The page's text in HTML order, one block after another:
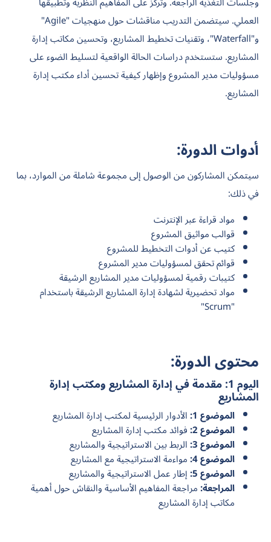
العملي. سيتضمن التدريب مناقشات حول منهجيات "Agile"
و"Waterfall"، وتقنيات تخطيط المشاريع، وتحسين مكاتب إدارة
المشاريع. ستستخدم دراسات الحالة الواقعية لتسليط الضوء على
مسؤوليات مدير المشروع وإظهار كيفية تحسين أداء مكتب إدارة
المشاريع.
أدوات الدورة:
سيتمكن المشاركون من الوصول إلى مجموعة شاملة من الموارد، بما
في ذلك:
مواد قراءة عبر الإنترنت
قوالب مواثيق المشروع
كتيب عن أدوات التخطيط للمشروع
قوائم تحقق لمسؤوليات مدير المشروع
كتيبات رقمية لمسؤوليات مدير المشاريع الرشيقة
مواد تحضيرية لشهادة إدارة المشاريع الرشيقة باستخدام
"Scrum"
محتوى الدورة:
اليوم 1: مقدمة في إدارة المشاريع ومكتب إدارة
المشاريع
الموضوع 1: الأدوار الرئيسية لمكتب إدارة المشاريع
الموضوع 2: فوائد مكتب إدارة المشاريع
الموضوع 3: الربط بين الاستراتيجية والمشاريع
الموضوع 4: مواءمة الاستراتيجية مع المشاريع
الموضوع 5: إطار عمل الاستراتيجية والمشاريع
المراجعة:مراجعة المفاهيم الأساسية والنقاش حول أهمية
مكاتب إدارة المشاريع